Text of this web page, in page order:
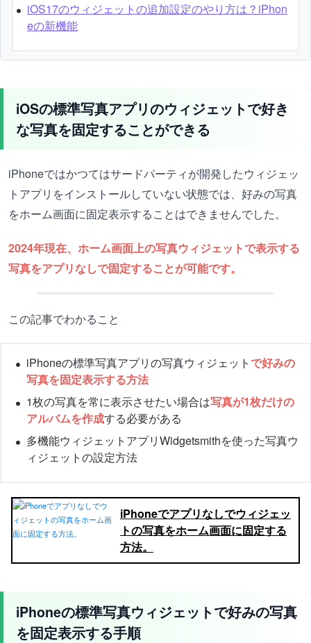
iOS17のウィジェットの追加設定のやり方は？iPhon
eの新機能
iOSの標準写真アプリのウィジェットで好き
な写真を固定することができる
iPhoneではかつてはサードパーティが開発したウィジェッ
トアプリをインストールしていない状態では、好みの写真
をホーム画面に固定表示することはできませんでした。
2024年現在、ホーム画面上の写真ウィジェットで表示する
写真をアプリなしで固定することが可能です。
この記事でわかること
iPhoneの標準写真アプリの写真ウィジェットで好みの
写真を固定表示する方法
1枚の写真を常に表示させたい場合は写真が1枚だけの
アルバムを作成する必要がある
多機能ウィジェットアプリWidgetsmithを使った写真ウ
ィジェットの設定方法
iPhoneでアプリなしでウィジェッ
トの写真をホーム画面に固定する
方法。
iPhoneの標準写真ウィジェットで好みの写真
を固定表示する手順